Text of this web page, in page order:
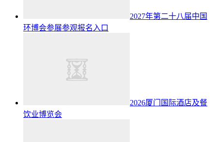
2027年第二十八届中国
环博会参展参观报名入口
2026厦门国际酒店及餐
饮业博览会